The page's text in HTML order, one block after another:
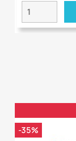
-35%